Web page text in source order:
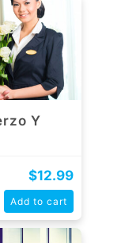
Y
$12.99
Add to cart